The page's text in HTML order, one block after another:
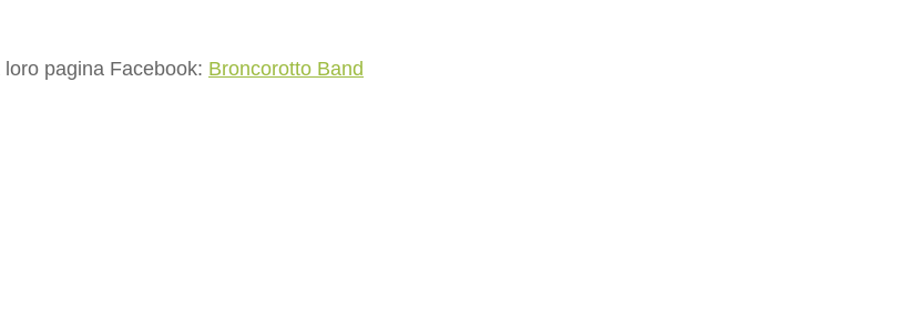
pagina Facebook: Broncorotto Band